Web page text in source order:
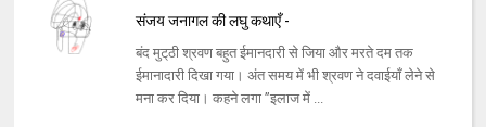
संजय जनागल की लघु कथाएँ -
बंद मुट्‌ठी श्रवण बहुत ईमानदारी से जिया और मरते दम तक
ईमानादारी दिखा गया। अंत समय में भी श्रवण ने दवाईयाँ लेने से
मना कर दिया। कहने लगा ”इलाज में ...